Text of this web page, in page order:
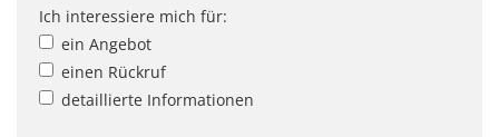
Ich interessiere mich für:
ein Angebot
einen Rückruf
detaillierte Informationen